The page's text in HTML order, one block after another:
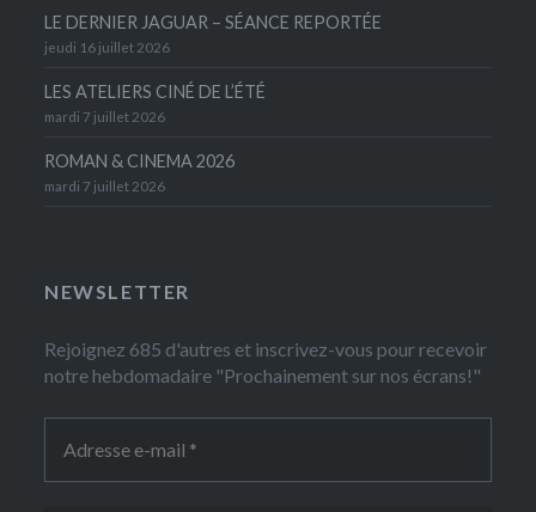
LE DERNIER JAGUAR – SÉANCE REPORTÉE
jeudi 16 juillet 2026
LES ATELIERS CINÉ DE L’ÉTÉ
mardi 7 juillet 2026
ROMAN & CINEMA 2026
mardi 7 juillet 2026
NEWSLETTER
Rejoignez 685 d'autres et inscrivez-vous pour recevoir
notre hebdomadaire "Prochainement sur nos écrans!"